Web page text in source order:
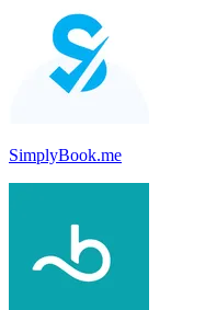
SimplyBook.me